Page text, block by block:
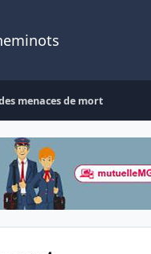
menaces de mort